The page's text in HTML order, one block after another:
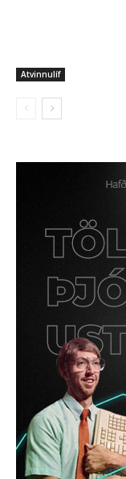
Atvinnulíf